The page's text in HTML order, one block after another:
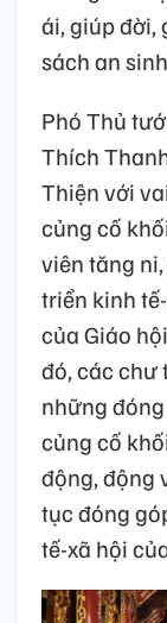
ái, giúp đời,
sách an
Phó Thủ
Thích
Thiện với
củng cố
viên tăng
triển kinh
của Giáo
đó, các chư
những
củng cố
động, động
tục đóng
tế-xã hội